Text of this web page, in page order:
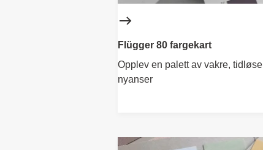
Flügger 80 fargekart
Opplev en palett av vakre, tidløse
nyanser